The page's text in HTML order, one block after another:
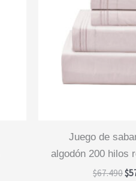
juego de sabanas 100%
algodón 200 hilos
$67.490El
$